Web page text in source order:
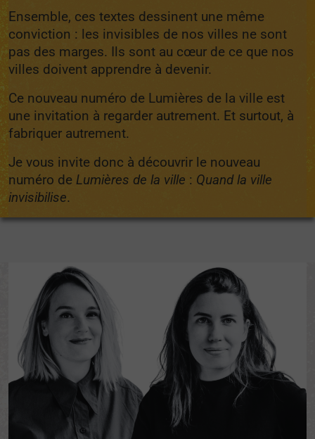
Ensemble, ces textes dessinent une même
conviction : les invisibles de nos villes ne sont
pas des marges. Ils sont au cœur de ce que nos
villes doivent apprendre à devenir.
Ce nouveau numéro de Lumières de la ville est
une invitation à regarder autrement. Et surtout, à
fabriquer autrement.
Je vous invite donc à découvrir le nouveau
numéro de Lumières de la ville : Quand la ville
invisibilise.